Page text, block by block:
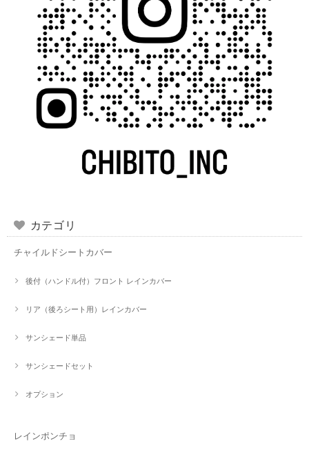
カテゴリ
チャイルドシートカバー
後付（ハンドル付）フロント レインカバー
リア（後ろシート用）レインカバー
サンシェード単品
サンシェードセット
オプション
レインポンチョ